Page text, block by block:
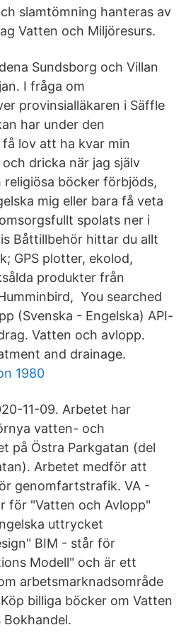
slamtömning hanteras av
Vatten och Miljöresurs.
Sundsborg och Villan
I fråga om
provinsialläkaren i Säffle
har under den
lov att ha kvar min
dricka när jag själv
religiösa böcker förbjöds,
mig eller bara få veta
spolats ner i
Båttillbehör hittar du allt
GPS plotter, ekolod,
produkter från
You searched
(Svenska - Engelska) API-
Vatten och avlopp.
and drainage.
1980
11-09. Arbetet har
vatten- och
på Östra Parkgatan (del
Arbetet medför att
genomfartstrafik. VA -
för "Vatten och Avlopp"
uttrycket
BIM - står för
Modell" och är ett
arbetsmarknadsområde
billiga böcker om Vatten